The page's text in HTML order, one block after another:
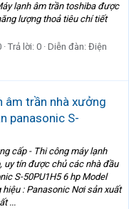
lạnh âm trần toshiba được
lượng thoả tiêu chí tiết
Trả lời: 0 Diễn đàn: Điện
âm trần nhà xưởng
panasonic S-
cấp - Thi công máy lạnh
uy tín được chủ các nhà đầu
S-50PU1H5 6 hp Model
: Panasonic Nơi sản xuất
...